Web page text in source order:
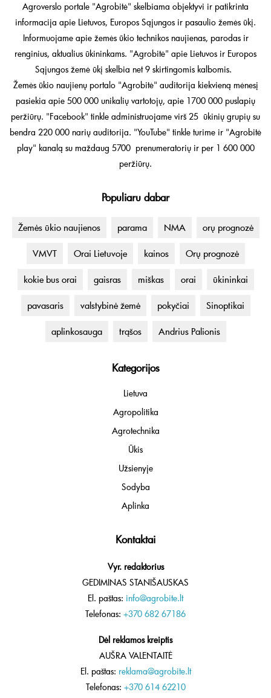
Agroverslo portale "Agrobitė" skelbiama objektyvi ir patikrinta
informacija apie Lietuvos, Europos Sąjungos ir pasaulio žemės ūkį.
Informuojame apie žemės ūkio technikos naujienas, parodas ir
renginius, aktualius ūkininkams. "Agrobitė" apie Lietuvos ir Europos
Sąjungos žemė ūkį skelbia net 9 skirtingomis kalbomis.
Žemės ūkio naujienų portalo "Agrobitė" auditorija kiekvieną mėnesį
pasiekia apie 500 000 unikalių vartotojų, apie 1700 000 puslapių
peržiūrų. "Facebook" tinkle administruojame virš 25 ūkinių grupių su
bendra 220 000 narių auditorija. "YouTube" tinkle turime ir "Agrobitė
play" kanalą su maždaug 5700 prenumeratorių ir per 1 600 000
peržiūrų.
Populiaru dabar
Žemės ūkio naujienos parama NMA orų prognozė
VMVT Orai Lietuvoje kainos Orų prognozė
kokie bus orai gaisras miškas orai ūkininkai
pavasaris valstybinė žemė pokyčiai Sinoptikai
aplinkosauga trąšos Andrius Palionis
Kategorijos
Lietuva
Agropolitika
Agrotechnika
Ūkis
Užsienyje
Sodyba
Aplinka
Kontaktai
Vyr. redaktorius
GEDIMINAS STANIŠAUSKAS
El. paštas: info@agrobite.lt
Telefonas: +370 682 67186
Dėl reklamos kreiptis
AUŠRA VALENTAITĖ
El. paštas: reklama@agrobite.lt
Telefonas: +370 614 62210